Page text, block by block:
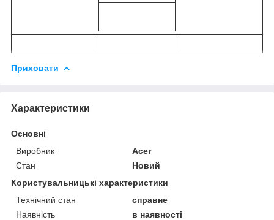
Приховати
Характеристики
Основні
Виробник
Acer
Стан
Новий
Користувальницькі характеристики
Технічний стан
справне
Наявність
в наявності